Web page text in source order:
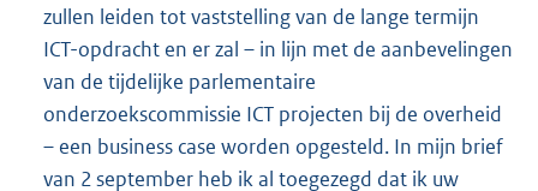
zullen leiden tot vaststelling van de lange termijn
ICT-opdracht en er zal – in lijn met de aanbevelingen
van de tijdelijke parlementaire
onderzoekscommissie ICT projecten bij de overheid
– een business case worden opgesteld. In mijn brief
van 2 september heb ik al toegezegd dat ik uw